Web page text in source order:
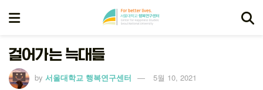
걸어가는 늑대들
by 서울대학교 행복연구센터 5월 10, 2021